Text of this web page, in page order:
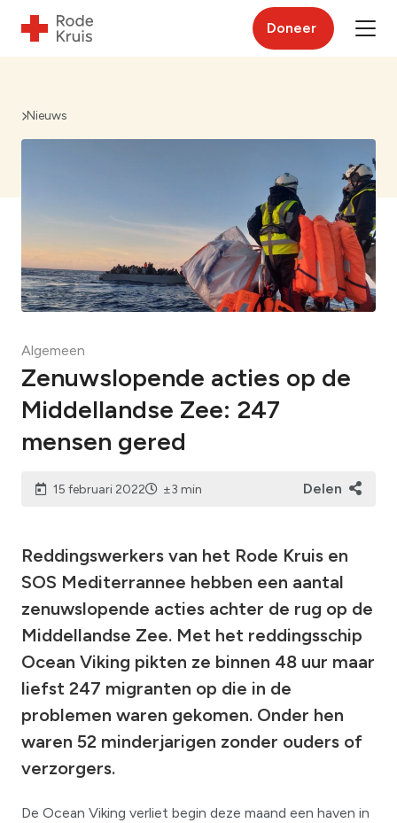
Doneer
Nieuws
Algemeen
Zenuwslopende acties op de
Middellandse Zee: 247
mensen gered
15 februari 2022 ±3 min Delen
Reddingswerkers van het Rode Kruis en
SOS Mediterrannee hebben een aantal
zenuwslopende acties achter de rug op de
Middellandse Zee. Met het reddingsschip
Ocean Viking pikten ze binnen 48 uur maar
liefst 247 migranten op die in de
problemen waren gekomen. Onder hen
waren 52 minderjarigen zonder ouders of
verzorgers.
De Ocean Viking verliet begin deze maand een haven in